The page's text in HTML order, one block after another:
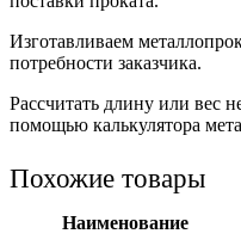
Изготавливаем
потребности заказчика.
Рассчитать длину или вес
помощью калькулятора
Похожие товары
Наименование